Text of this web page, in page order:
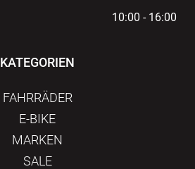
10:00 - 16:00
KATEGORIEN
FAHRRÄDER
E-BIKE
MARKEN
SALE